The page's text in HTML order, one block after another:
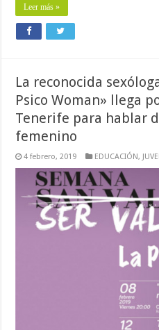
Leer más »
La reconocida
Psico Woman» llega
Tenerife para hablar
femenino
4 febrero, 2019 EDUCACIÓN,